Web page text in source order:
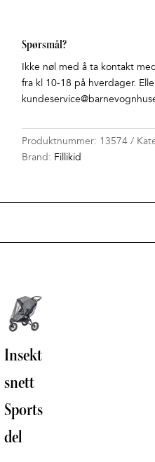
Spørsmål?
Ikke nøl med å ta kontakt
fra kl 10-18 på hverdager.
Produktnummer: 13574
Brand: Fillikid
Insekt
snett
Sports
del